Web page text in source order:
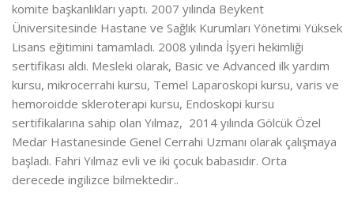
komite başkanlıkları yaptı. 2007 yılında Beykent
Üniversitesinde Hastane ve Sağlık Kurumları Yönetimi Yüksek
Lisans eğitimini tamamladı. 2008 yılında İşyeri hekimliği
sertifikası aldı. Mesleki olarak, Basic ve Advanced ilk yardım
kursu, mikrocerrahi kursu, Temel Laparoskopi kursu, varis ve
hemoroidde skleroterapi kursu, Endoskopi kursu
sertifikalarına sahip olan Yılmaz, 2014 yılında Gölcük Özel
Medar Hastanesinde Genel Cerrahi Uzmanı olarak çalışmaya
başladı. Fahri Yılmaz evli ve iki çocuk babasıdır. Orta
derecede ingilizce bilmektedir..